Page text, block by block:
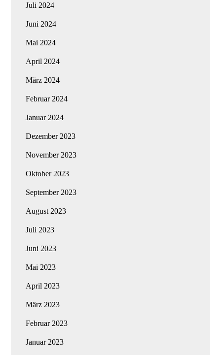
Juli 2024
Juni 2024
Mai 2024
April 2024
März 2024
Februar 2024
Januar 2024
Dezember 2023
November 2023
Oktober 2023
September 2023
August 2023
Juli 2023
Juni 2023
Mai 2023
April 2023
März 2023
Februar 2023
Januar 2023